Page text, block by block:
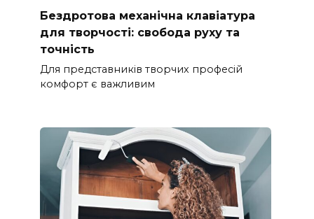
Бездротова механічна клавіатура
для творчості: свобода руху та
точність
Для представників творчих професій
комфорт є важливим